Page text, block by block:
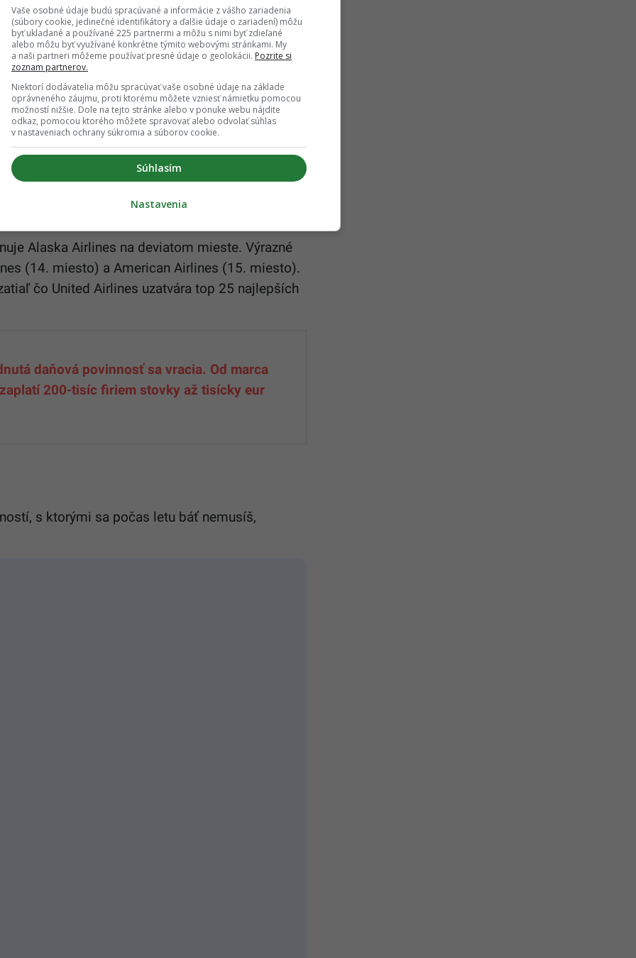
v modernej ére prúdových lietadiel
ani havárii.“
nestúpiš vedľa:„Letecká spoločnosť
podmienkach vrátane letov do Queenstownu,
vysoké horské masívy a silné zrážky.“ Piloti
výcvikom na simulátore, ktorý ich učí
bodu, sa umiestnila austrálska Qantas. Tretiu
Pacific, Emirates a Qatar Airlines, ktoré
sledovaných kritériách.
Alaska Airlines na deviatom mieste. Výrazné
(14. miesto) a American Airlines (15. miesto).
čo United Airlines uzatvára top 25 najlepších
daňová povinnosť sa vracia. Od marca
200-tisíc firiem stovky až tisícky eur
s ktorými sa počas letu báť nemusíš,
Vaše osobné údaje budú spracúvané a informácie z vášho zariadenia
(súbory cookie, jedinečné identifikátory a ďalšie údaje o zariadení) môžu
byť ukladané a používané 225 partnermi a môžu s nimi byť zdieľané
alebo môžu byť využívané konkrétne týmito webovými stránkami. My
a naši partneri môžeme používať presné údaje o geolokácii. Pozrite si
zoznam partnerov.
Niektorí dodávatelia môžu spracúvať vaše osobné údaje na základe
oprávneného záujmu, proti ktorému môžete vzniesť námietku pomocou
možností nižšie. Dole na tejto stránke alebo v ponuke webu nájdite
odkaz, pomocou ktorého môžete spravovať alebo odvolať súhlas
v nastaveniach ochrany súkromia a súborov cookie.
Súhlasím
Nastavenia